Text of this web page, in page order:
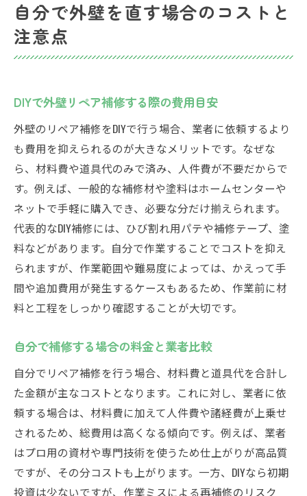
自分で外壁を直す場合のコストと
注意点
DIYで外壁リペア補修する際の費用目安
外壁のリペア補修をDIYで行う場合、業者に依頼するより
も費用を抑えられるのが大きなメリットです。なぜな
ら、材料費や道具代のみで済み、人件費が不要だからで
す。例えば、一般的な補修材や塗料はホームセンターや
ネットで手軽に購入でき、必要な分だけ揃えられます。
代表的なDIY補修には、ひび割れ用パテや補修テープ、塗
料などがあります。自分で作業することでコストを抑え
られますが、作業範囲や難易度によっては、かえって手
間や追加費用が発生するケースもあるため、作業前に材
料と工程をしっかり確認することが大切です。
自分で補修する場合の料金と業者比較
自分でリペア補修を行う場合、材料費と道具代を合計し
た金額が主なコストとなります。これに対し、業者に依
頼する場合は、材料費に加えて人件費や諸経費が上乗せ
されるため、総費用は高くなる傾向です。例えば、業者
はプロ用の資材や専門技術を使うため仕上がりが高品質
ですが、その分コストも上がります。一方、DIYなら初期
投資は少ないですが、作業ミスによる再補修のリスク